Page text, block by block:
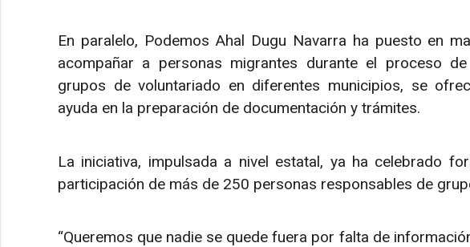
En paralelo, Podemos Ahal Dugu Navarra ha puesto en
acompañar a personas migrantes durante el proceso
grupos de voluntariado en diferentes municipios, se
ayuda en la preparación de documentación y trámites.
La iniciativa, impulsada a nivel estatal, ya ha celebrado
participación de más de 250 personas responsables de
“Queremos que nadie se quede fuera por falta de